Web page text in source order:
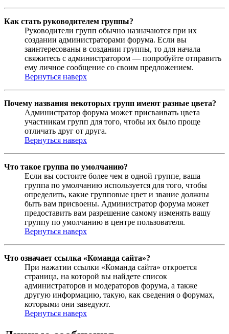
Как стать руководителем группы?
Руководители групп обычно назначаются при их
создании администраторами форума. Если вы
заинтересованы в создании группы, то для начала
свяжитесь с администратором — попробуйте отправить
ему личное сообщение со своим предложением.
Вернуться наверх
Почему названия некоторых групп имеют разные цвета?
Администратор форума может присваивать цвета
участникам групп для того, чтобы их было проще
отличать друг от друга.
Вернуться наверх
Что такое группа по умолчанию?
Если вы состоите более чем в одной группе, ваша
группа по умолчанию используется для того, чтобы
определить, какие групповые цвет и звание должны
быть вам присвоены. Администратор форума может
предоставить вам разрешение самому изменять вашу
группу по умолчанию в центре пользователя.
Вернуться наверх
Что означает ссылка «Команда сайта»?
При нажатии ссылки «Команда сайта» откроется
страница, на которой вы найдете список
администраторов и модераторов форума, а также
другую информацию, такую, как сведения о форумах,
которыми они заведуют.
Вернуться наверх